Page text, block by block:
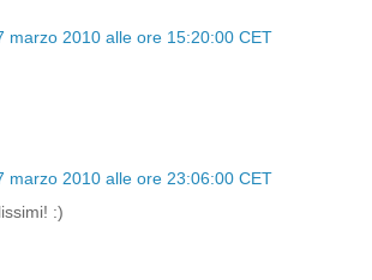
marzo 2010 alle ore 15:20:00 CET
marzo 2010 alle ore 23:06:00 CET
:)